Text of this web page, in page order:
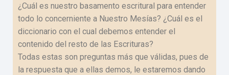
¿Cuál es nuestro basamento escritural para entender
todo lo concerniente a Nuestro Mesías? ¿Cuál es el
diccionario con el cual debemos entender el
contenido del resto de las Escrituras?
Todas estas son preguntas más que válidas, pues de
la respuesta que a ellas demos, le estaremos dando